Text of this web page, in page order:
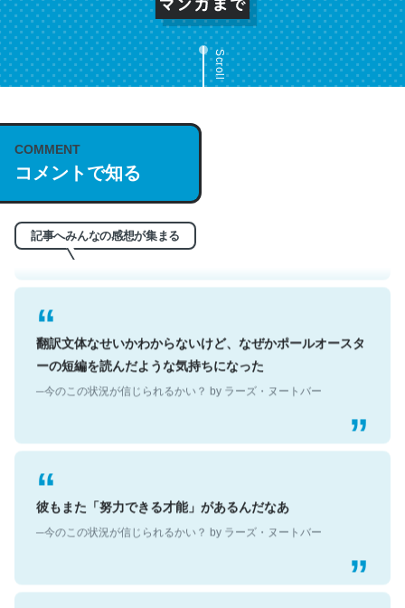
Scroll
COMMENT
コメントで知る
記事へみんなの感想が集まる
これは名文。彼はとてもクレバーなんだろうなと凄く思
う。英語少しでも読める人は原文もお勧め。自分はこの流
れ好き。Let’s Fucking Go. Then Covid hit. Shit.
翻訳文体なせいかわからないけど、なぜかポールオースタ
ーの短編を読んだような気持ちになった
彼もまた「努力できる才能」があるんだなあ